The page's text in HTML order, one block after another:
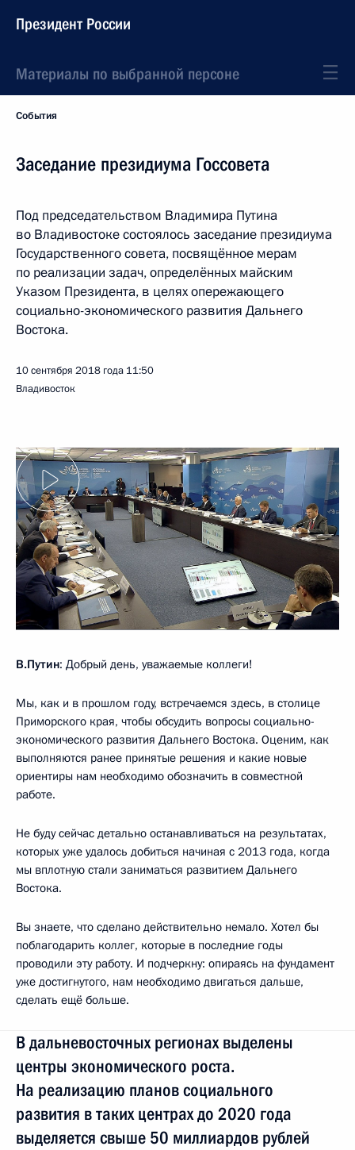
Президент России
Материалы по выбранной персоне
События
Заседание президиума Госсовета
Под председательством Владимира Путина
во Владивостоке состоялось заседание президиума
Государственного совета, посвящённое мерам
по реализации задач, определённых майским
Указом Президента, в целях опережающего
социально-экономического развития Дальнего
Востока.
10 сентября 2018 года 11:50
Владивосток
В.Путин: Добрый день, уважаемые коллеги!
Мы, как и в прошлом году, встречаемся здесь, в столице
Приморского края, чтобы обсудить вопросы социально-
экономического развития Дальнего Востока. Оценим, как
выполняются ранее принятые решения и какие новые
ориентиры нам необходимо обозначить в совместной
работе.
Не буду сейчас детально останавливаться на результатах,
которых уже удалось добиться начиная с 2013 года, когда
мы вплотную стали заниматься развитием Дальнего
Востока.
Вы знаете, что сделано действительно немало. Хотел бы
поблагодарить коллег, которые в последние годы
проводили эту работу. И подчеркну: опираясь на фундамент
уже достигнутого, нам необходимо двигаться дальше,
сделать ещё больше.
В дальневосточных регионах выделены
центры экономического роста.
На реализацию планов социального
развития в таких центрах до 2020 года
выделяется свыше 50 миллиардов рублей